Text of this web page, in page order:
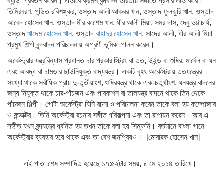
তিমিরবরণ, পন্ডিত রবিশঙ্কর, ওস্তাদ আলী আকবর খান, ওস্তাদ ফুলঝুরি খান, ওস্তাদ
আবেদ হোসেন খান, ওস্তাদ মীর কাশেম খান, ধীর আলী মিয়া, সমর দাস, দেবু ভট্টাচার্য,
ওস্তাদ খাদেম হোসেন খান, ওস্তাদ বাহাদুর হোসেন খান, সাদের আলী, ধীর আলী মিয়া
প্রমুখ শিল্পী বৃন্দবাদন পরিচালনায় অগ্রণী ভূমিকা পালন করেন।
অর্কেস্ট্রার যন্ত্রবিন্যাস প্রধানত চার প্রকার স্ট্রিং বা তত, উইন্ড বা শুষির, মার্বেল বা ঘন
এবং আবদ্ধ বা চামড়ার ছাউনিযুক্ত বাদ্যযন্ত্র। একটি বৃহৎ অর্কেস্ট্রায় ততযন্ত্রের
সংখ্যা থাকে সর্বাধিক প্রায় দু-তৃতীয়াংশ, শুষিরযন্ত্র থাকে এক-চতুর্থাংশ, ঘনযন্ত্র বাদনের
জন্য নিযুক্ত থাকে চার-পাঁচজন এবং পারকাশন বা তালযন্ত্র বাদনে থাকে তিন থেকে
পাঁচজন শিল্পী। গোটা অর্কেস্ট্রা যিনি রচনা ও পরিচালনা করেন তাকে বলা হয় কম্পোজার
ও কন্ডাক্টর। তিনি অর্কেস্ট্রা রচনার সঙ্গীত পরিকল্পনা এবং তা রূপায়ন করেন। আর এ
সঙ্গীত যখন বৃন্দযন্ত্রে ধ্বনিত হয় তখন তাকে বলা হয় সিম্ফনি। বর্তমানে বাংলা গানে
অর্কেস্ট্রার ব্যবহার হয়ে থাকে এবং তা বেশ জনপ্রিয়ও। [মোবারক হোসেন খান]
এই পাতা শেষ সম্পাদিত হয়েছে ১৭:৫২টার সময়, ৪ মে ২০১৪ তারিখে।